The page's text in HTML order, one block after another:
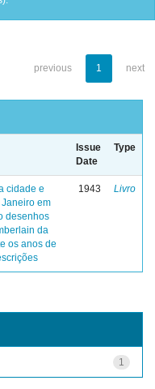
previous 1 next
Issue
Date
Type
cidade e
em
desenhos
da
os anos de
1943 Livro
1